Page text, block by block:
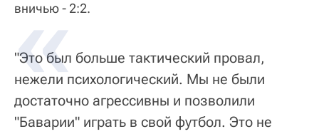
вничью - 2:2.
"Это был больше тактический провал,
нежели психологический. Мы не были
достаточно агрессивны и позволили
"Баварии" играть в свой футбол. Это не